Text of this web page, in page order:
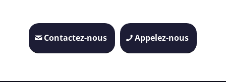
Contactez-nous Appelez-nous